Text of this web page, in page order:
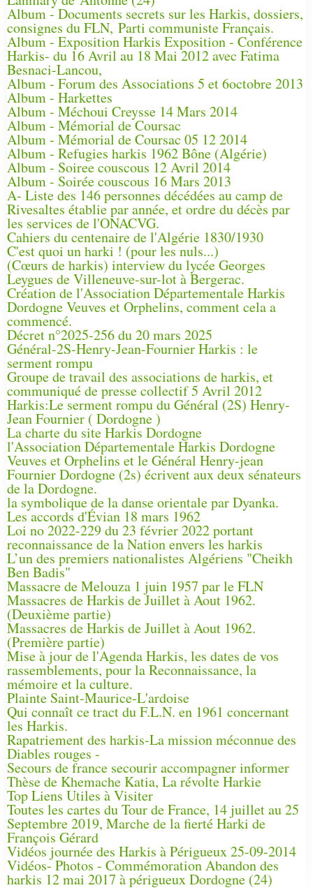
Album - Documents secrets sur les Harkis, dossiers,
consignes du FLN, Parti communiste Français.
Album - Exposition Harkis Exposition - Conférence
Harkis- du 16 Avril au 18 Mai 2012 avec Fatima
Besnaci-Lancou,
Album - Forum des Associations 5 et 6octobre 2013
Album - Harkettes
Album - Méchoui Creysse 14 Mars 2014
Album - Mémorial de Coursac
Album - Mémorial de Coursac 05 12 2014
Album - Refugies harkis 1962 Bône (Algérie)
Album - Soiree couscous 12 Avril 2014
Album - Soirée couscous 16 Mars 2013
A- Liste des 146 personnes décédées au camp de
Rivesaltes établie par année, et ordre du décès par
les services de l'ONACVG.
Cahiers du centenaire de l'Algérie 1830/1930
C'est quoi un harki ! (pour les nuls...)
(Cœurs de harkis) interview du lycée Georges
Leygues de Villeneuve-sur-lot à Bergerac.
Création de l'Association Départementale Harkis
Dordogne Veuves et Orphelins, comment cela a
commencé.
Décret n°2025-256 du 20 mars 2025
Général-2S-Henry-Jean-Fournier Harkis : le
serment rompu
Groupe de travail des associations de harkis, et
communiqué de presse collectif 5 Avril 2012
Harkis:Le serment rompu du Général (2S) Henry-
Jean Fournier ( Dordogne )
La charte du site Harkis Dordogne
l'Association Départementale Harkis Dordogne
Veuves et Orphelins et le Général Henry-jean
Fournier Dordogne (2s) écrivent aux deux sénateurs
de la Dordogne.
la symbolique de la danse orientale par Dyanka.
Les accords d'Évian 18 mars 1962
Loi no 2022-229 du 23 février 2022 portant
reconnaissance de la Nation envers les harkis
L’un des premiers nationalistes Algériens "Cheikh
Ben Badis"
Massacre de Melouza 1 juin 1957 par le FLN
Massacres de Harkis de Juillet à Aout 1962.
(Deuxième partie)
Massacres de Harkis de Juillet à Aout 1962.
(Première partie)
Mise à jour de l'Agenda Harkis, les dates de vos
rassemblements, pour la Reconnaissance, la
mémoire et la culture.
Plainte Saint-Maurice-L'ardoise
Qui connaît ce tract du F.L.N. en 1961 concernant
les Harkis.
Rapatriement des harkis-La mission méconnue des
Diables rouges -
Secours de france secourir accompagner informer
Thèse de Khemache Katia, La révolte Harkie
Top Liens Utiles à Visiter
Toutes les cartes du Tour de France, 14 juillet au 25
Septembre 2019, Marche de la fierté Harki de
François Gérard
Vidéos journée des Harkis à Périgueux 25-09-2014
Vidéos- Photos - Commémoration Abandon des
harkis 12 mai 2017 à périgueux Dordogne (24)